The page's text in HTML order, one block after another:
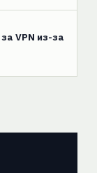
VPN из-за